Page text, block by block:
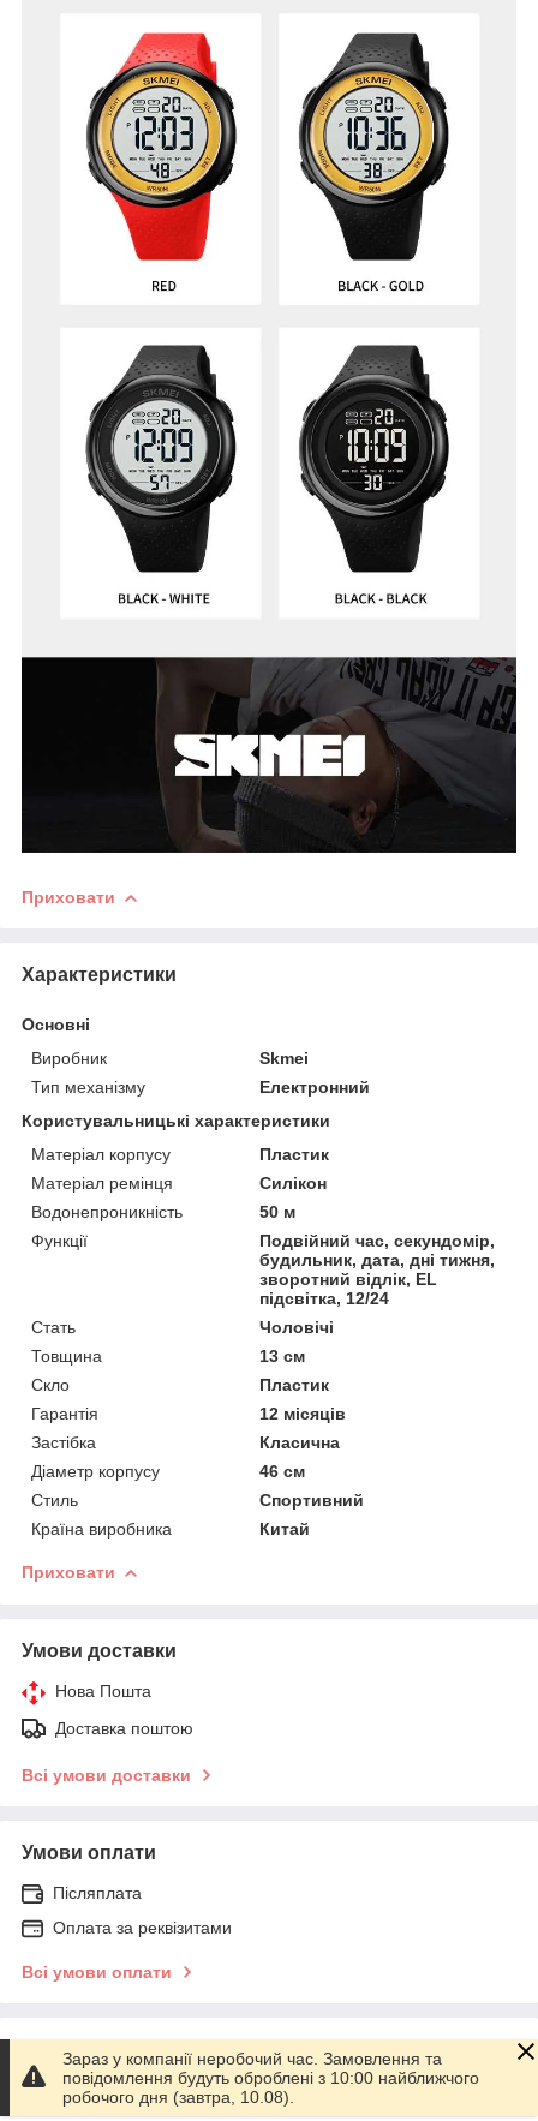
Приховати
Характеристики
Основні
Виробник
Skmei
Тип механізму
Електронний
Користувальницькі характеристики
Матеріал корпусу
Пластик
Матеріал ремінця
Силікон
Водонепроникність
50 м
Функції
Подвійний час, секундомір,
будильник, дата, дні тижня,
зворотний відлік, EL
підсвітка, 12/24
Стать
Чоловічі
Товщина
13 см
Скло
Пластик
Гарантія
12 місяців
Застібка
Класична
Діаметр корпусу
46 см
Стиль
Спортивний
Країна виробника
Китай
Приховати
Умови доставки
Нова Пошта
Доставка поштою
Всі умови доставки
Умови оплати
Післяплата
Оплата за реквізитами
Всі умови оплати
Умови повернення
Повернення товару впродовж 14 днів за домовленістю
Зараз у компанії неробочий час. Замовлення та
повідомлення будуть оброблені з 10:00 найближчого
робочого дня (завтра, 10.08).